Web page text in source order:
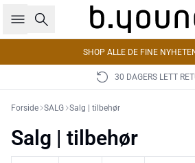
Søk
SHOP ALLE DE FINE
30 DAGERS LETT
Forside SALG Salg | tilbehør
Salg | tilbehør